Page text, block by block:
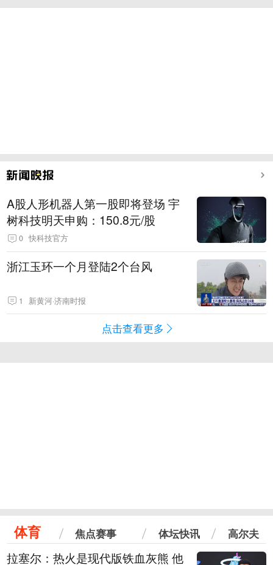
A股人形机器人第一股即将登场 宇
树科技明天申购：150.8元/股
0 快科技官方
浙江玉环一个月登陆2个台风
1 新黄河·济南时报
点击查看更多
体育 焦点赛事 体坛快讯 高尔夫
拉塞尔：热火是现代版铁血灰熊 他